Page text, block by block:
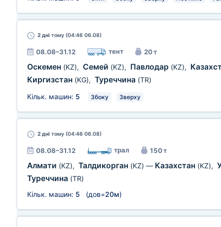
2 дні тому (04:46 06.08)
08.08–31.12 тент 20 т
Оскемен (KZ), Семей (KZ), Павлодар (KZ),
Киргизстан (KG), Туреччина (TR)
Кільк. машин: 5 Збоку Зверху
2 дні тому (04:46 06.08)
08.08–31.12 трал 150 т
Алмати (KZ), Талдикорган (KZ) — Казахстан (KZ),
Туреччина (TR)
Кільк. машин: 5 (дов=20м)